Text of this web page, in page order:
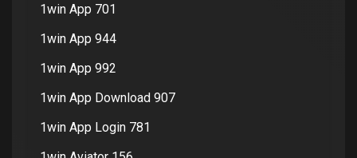
1win App 701
1win App 944
1win App 992
1win App Download 907
1win App Login 781